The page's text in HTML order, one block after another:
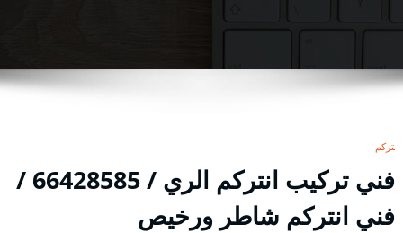
انتركم
فني تركيب انتركم الري / 66428585 /
فني انتركم شاطر ورخيص